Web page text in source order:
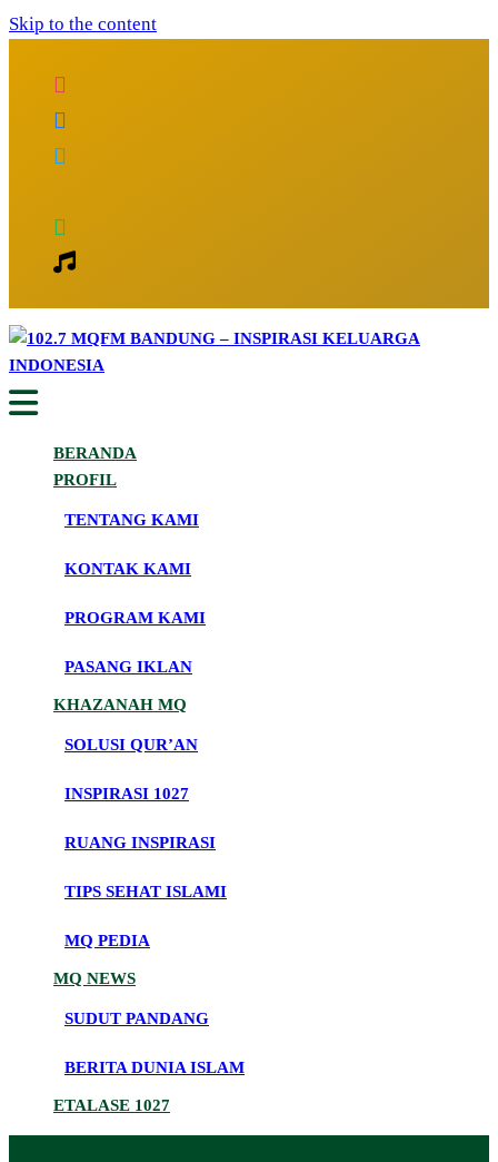
Skip to the content
102.7 MQFM Bandung – Inspirasi
Keluarga Indonesia
Inspirasi Keluarga Indonesia
BERANDA
PROFIL
TENTANG KAMI
KONTAK KAMI
PROGRAM KAMI
PASANG IKLAN
KHAZANAH MQ
SOLUSI QUR’AN
INSPIRASI 1027
RUANG INSPIRASI
TIPS SEHAT ISLAMI
MQ PEDIA
MQ NEWS
SUDUT PANDANG
BERITA DUNIA ISLAM
ETALASE 1027